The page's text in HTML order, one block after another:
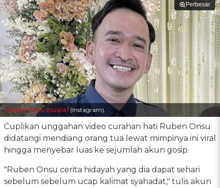
Perbesar
Ruben Onsu mualaf(Instagram).
Cuplikan unggahan video curahan hati Ruben Onsu
didatangi mendiang orang tua lewat mimpinya ini viral
hingga menyebar luas ke sejumlah akun gosip.
"Ruben Onsu cerita hidayah yang dia dapat sehari
sebelum sebelum ucap kalimat syahadat," tulis akun